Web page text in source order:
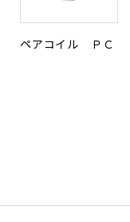
ペアコイル ＰＣ